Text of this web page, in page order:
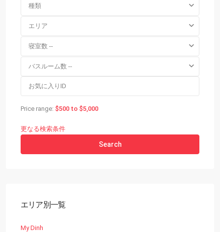
種類
エリア
寝室数 --
バスルーム数 --
Price range: $500 to $5,000
更なる検索条件
Search
エリア別一覧
My Dinh